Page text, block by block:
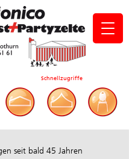
Schnellzugriffe
seit bald 45 Jahren